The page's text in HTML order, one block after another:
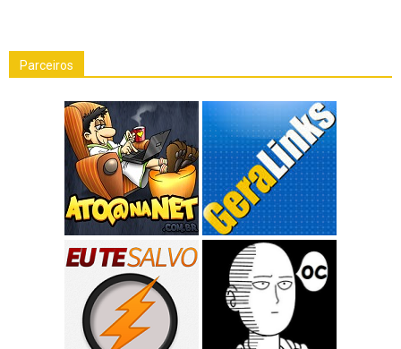
Parceiros